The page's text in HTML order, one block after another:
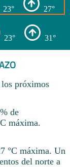
23° 27°
23° 31°
próximos
de
máxima.
°C máxima. Un
del norte a